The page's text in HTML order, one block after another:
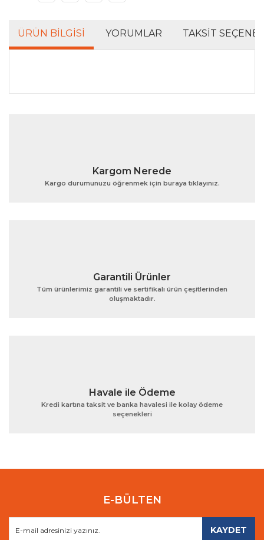
ÜRÜN BILGISI YORUMLAR TAKSIT
Bu ürünün fiyat bilgisi, resim, ürün açıklamalarında ve
Ürün açıklamasında eksik bilgiler bulunuyor.
Gönder
Kargom Nerede
Kargo durumunuzu öğrenmek için buraya tıklayınız.
Garantili Ürünler
Tüm ürünlerimiz garantili ve sertifikalı ürün çeşitlerinden
oluşmaktadır.
Havale ile Ödeme
Kredi kartına taksit ve banka havalesi ile kolay ödeme
seçenekleri
E-BÜLTEN
KAYDET